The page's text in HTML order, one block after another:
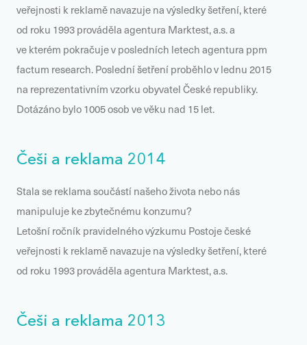
veřejnosti k reklamě navazuje na výsledky šetření, které
od roku 1993 prováděla agentura Marktest, a.s. a
ve kterém pokračuje v posledních letech agentura ppm
factum research. Poslední šetření proběhlo v lednu 2015
na reprezentativním vzorku obyvatel České republiky.
Dotázáno bylo 1005 osob ve věku nad 15 let.
Češi a reklama 2014
Stala se reklama součástí našeho života nebo nás
manipuluje ke zbytečnému konzumu?
Letošní ročník pravidelného výzkumu Postoje české
veřejnosti k reklamě navazuje na výsledky šetření, které
od roku 1993 prováděla agentura Marktest, a.s.
Češi a reklama 2013